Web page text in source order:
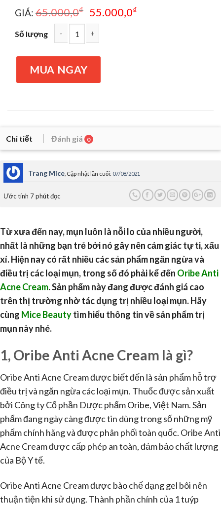
0
out
5
GIÁ: 65.000,0₫ 55.000,0₫
Số lượng
MUA NGAY
Chi tiết Đánh giá 0
Trang Mice , Cập nhật lần cuối: 07/08/2021
Ước tính 7 phút đọc
Từ xưa đến nay, mụn luôn là nỗi lo của nhiều người,
nhất là những bạn trẻ bởi nó gây nên cảm giác tự ti, xấu
xí. Hiện nay có rất nhiều các sản phẩm ngăn ngừa và
điều trị các loại mụn, trong số đó phải kể đến Oribe Anti
Acne Cream. Sản phẩm này đang được đánh giá cao
trên thị trường nhờ tác dụng trị nhiều loại mụn. Hãy
cùng Mice Beautytìm hiểu thông tin về sản phẩm trị
mụn này nhé.
1, Oribe Anti Acne Cream là gì?
Oribe Anti Acne Cream được biết đến là sản phẩm hỗ trợ
điều trị và ngăn ngừa các loại mụn. Thuốc được sản xuất
bởi Công ty Cổ phần Dược phẩm Oribe, Việt Nam. Sản
phẩm đang ngày càng được tin dùng trong số những mỹ
phẩm chính hãng và được phân phối toàn quốc. Oribe Anti
Acne Cream được cấp phép an toàn, đảm bảo chất lượng
của Bộ Y tế.
Oribe Anti Acne Cream được bào chế dạng gel bôi nên
thuận tiện khi sử dụng. Thành phần chính của 1 tuýp